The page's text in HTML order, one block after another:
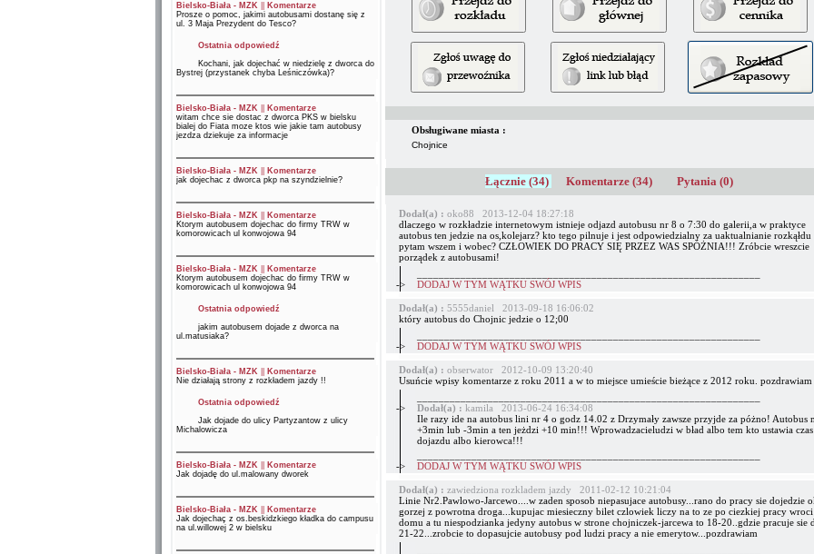
Bielsko-Biała - MZK||
Komentarze
Prosze o pomoc, jakimi autobusami dostanę się z
ul. 3 Maja Prezydent do Tesco?
Ostatnia odpowiedź
Kochani, jak dojechać w niedzielę z dworca do
Bystrej (przystanek chyba Leśniczówka)?
Bielsko-Biała - MZK||
Komentarze
witam chce sie dostac z dworca PKS w bielsku
bialej do Fiata moze ktos wie jakie tam autobusy
jezdza dziekuje za informacje
Bielsko-Biała - MZK||
Komentarze
jak dojechac z dworca pkp na szyndzielnie?
Bielsko-Biała - MZK||
Komentarze
Ktorym autobusem dojechac do firmy TRW w
komorowicach ul konwojowa 94
Bielsko-Biała - MZK||
Komentarze
Ktorym autobusem dojechac do firmy TRW w
komorowicach ul konwojowa 94
Ostatnia odpowiedź
jakim autobusem dojade z dworca na
ul.matusiaka?
Bielsko-Biała - MZK||
Komentarze
Nie działają strony z rozkładem jazdy !!
Ostatnia odpowiedź
Jak dojade do ulicy Partyzantow z ulicy
Michalowicza
Bielsko-Biała - MZK||
Komentarze
Jak dojadę do ul.malowany dworek
Bielsko-Biała - MZK||
Komentarze
Jak dojechaç z os.beskidzkiego kładka do campusu
na ul.willowej 2 w bielsku
Obsługiwane miasta :
Chojnice
Łącznie (34) Komentarze (34) Pytania (0)
Dodał(a) : oko88 2013-12-04 18:27:18
dlaczego w rozkładzie internetowym istnieje odjazd autobusu nr 8 o 7:30 do galerii,a w praktyce
autobus ten jedzie na os,kolejarz? kto tego pilnuje i jest odpowiedzialny za uaktualnianie rozkąłdu
pytam wszem i wobec? CZŁOWIEK DO PRACY SIĘ PRZEZ WAS SPÓŻNIA!!! Zróbcie wreszcie
porządek z autobusami!
->
DODAJ W TYM WĄTKU SWÓJ WPIS
Dodał(a) : 5555daniel 2013-09-18 16:06:02
który autobus do Chojnic jedzie o 12;00
->
DODAJ W TYM WĄTKU SWÓJ WPIS
Dodał(a) : obserwator 2012-10-09 13:20:40
Usuńcie wpisy komentarze z roku 2011 a w to miejsce umieście bieżące z 2012 roku. pozdrawiam
->
Dodał(a) : kamila 2013-06-24 16:34:08
Ile razy ide na autobus lini nr 4 o godz 14.02 z Drzymały zawsze przyjde za póżno! Autobus
+3min lub -3min a ten jeżdzi +10 min!!! Wprowadzacieludzi w bład albo tem kto ustawia czas
dojazdu albo kierowca!!!
->
DODAJ W TYM WĄTKU SWÓJ WPIS
Dodał(a) : zawiedziona rozkladem jazdy 2011-02-12 10:21:04
Linie Nr2.Pawlowo-Jarcewo....w zaden sposob niepasujace autobusy...rano do pracy sie dojedzie
gorzej z powrotna droga...kupujac miesieczny bilet czlowiek liczy na to ze po ciezkiej pracy wroci
domu a tu niespodzianka jedyny autobus w strone chojniczek-jarcewa to 18-20..gdzie pracuje sie
21-22...zrobcie to dopasujcie autobusy pod ludzi pracy a nie emerytow...pozdrawiam